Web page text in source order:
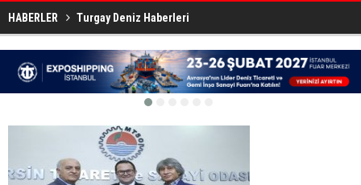
HABERLER Turgay Deniz Haberleri